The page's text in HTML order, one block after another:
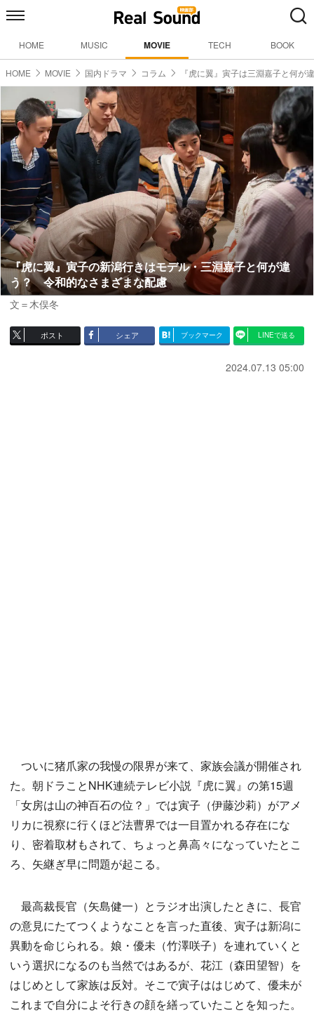
HOME MUSIC MOVIE TECH BOOK
HOME MOVIE 国内ドラマ コラム 『虎に翼』寅子は三淵嘉子と何が
『虎に翼』寅子の新潟行きはモデル・三淵嘉子と何が違
う？ 令和的なさまざまな配慮
文＝木俣冬
ポスト シェア ブックマーク LINEで送る
2024.07.13 05:00
ついに猪爪家の我慢の限界が来て、家族会議が開催され
た。朝ドラことNHK連続テレビ小説『虎に翼』の第15週
「女房は山の神百石の位？」では寅子（伊藤沙莉）がアメ
リカに視察に行くほど法曹界では一目置かれる存在にな
り、密着取材もされて、ちょっと鼻高々になっていたとこ
ろ、矢継ぎ早に問題が起こる。
最高裁長官（矢島健一）とラジオ出演したときに、長官
の意見にたてつくようなことを言った直後、寅子は新潟に
異動を命じられる。娘・優未（竹澤咲子）を連れていくと
いう選択になるのも当然ではあるが、花江（森田望智）を
はじめとして家族は反対。そこで寅子ははじめて、優未が
これまで自分によそ行きの顔を繕っていたことを知った。